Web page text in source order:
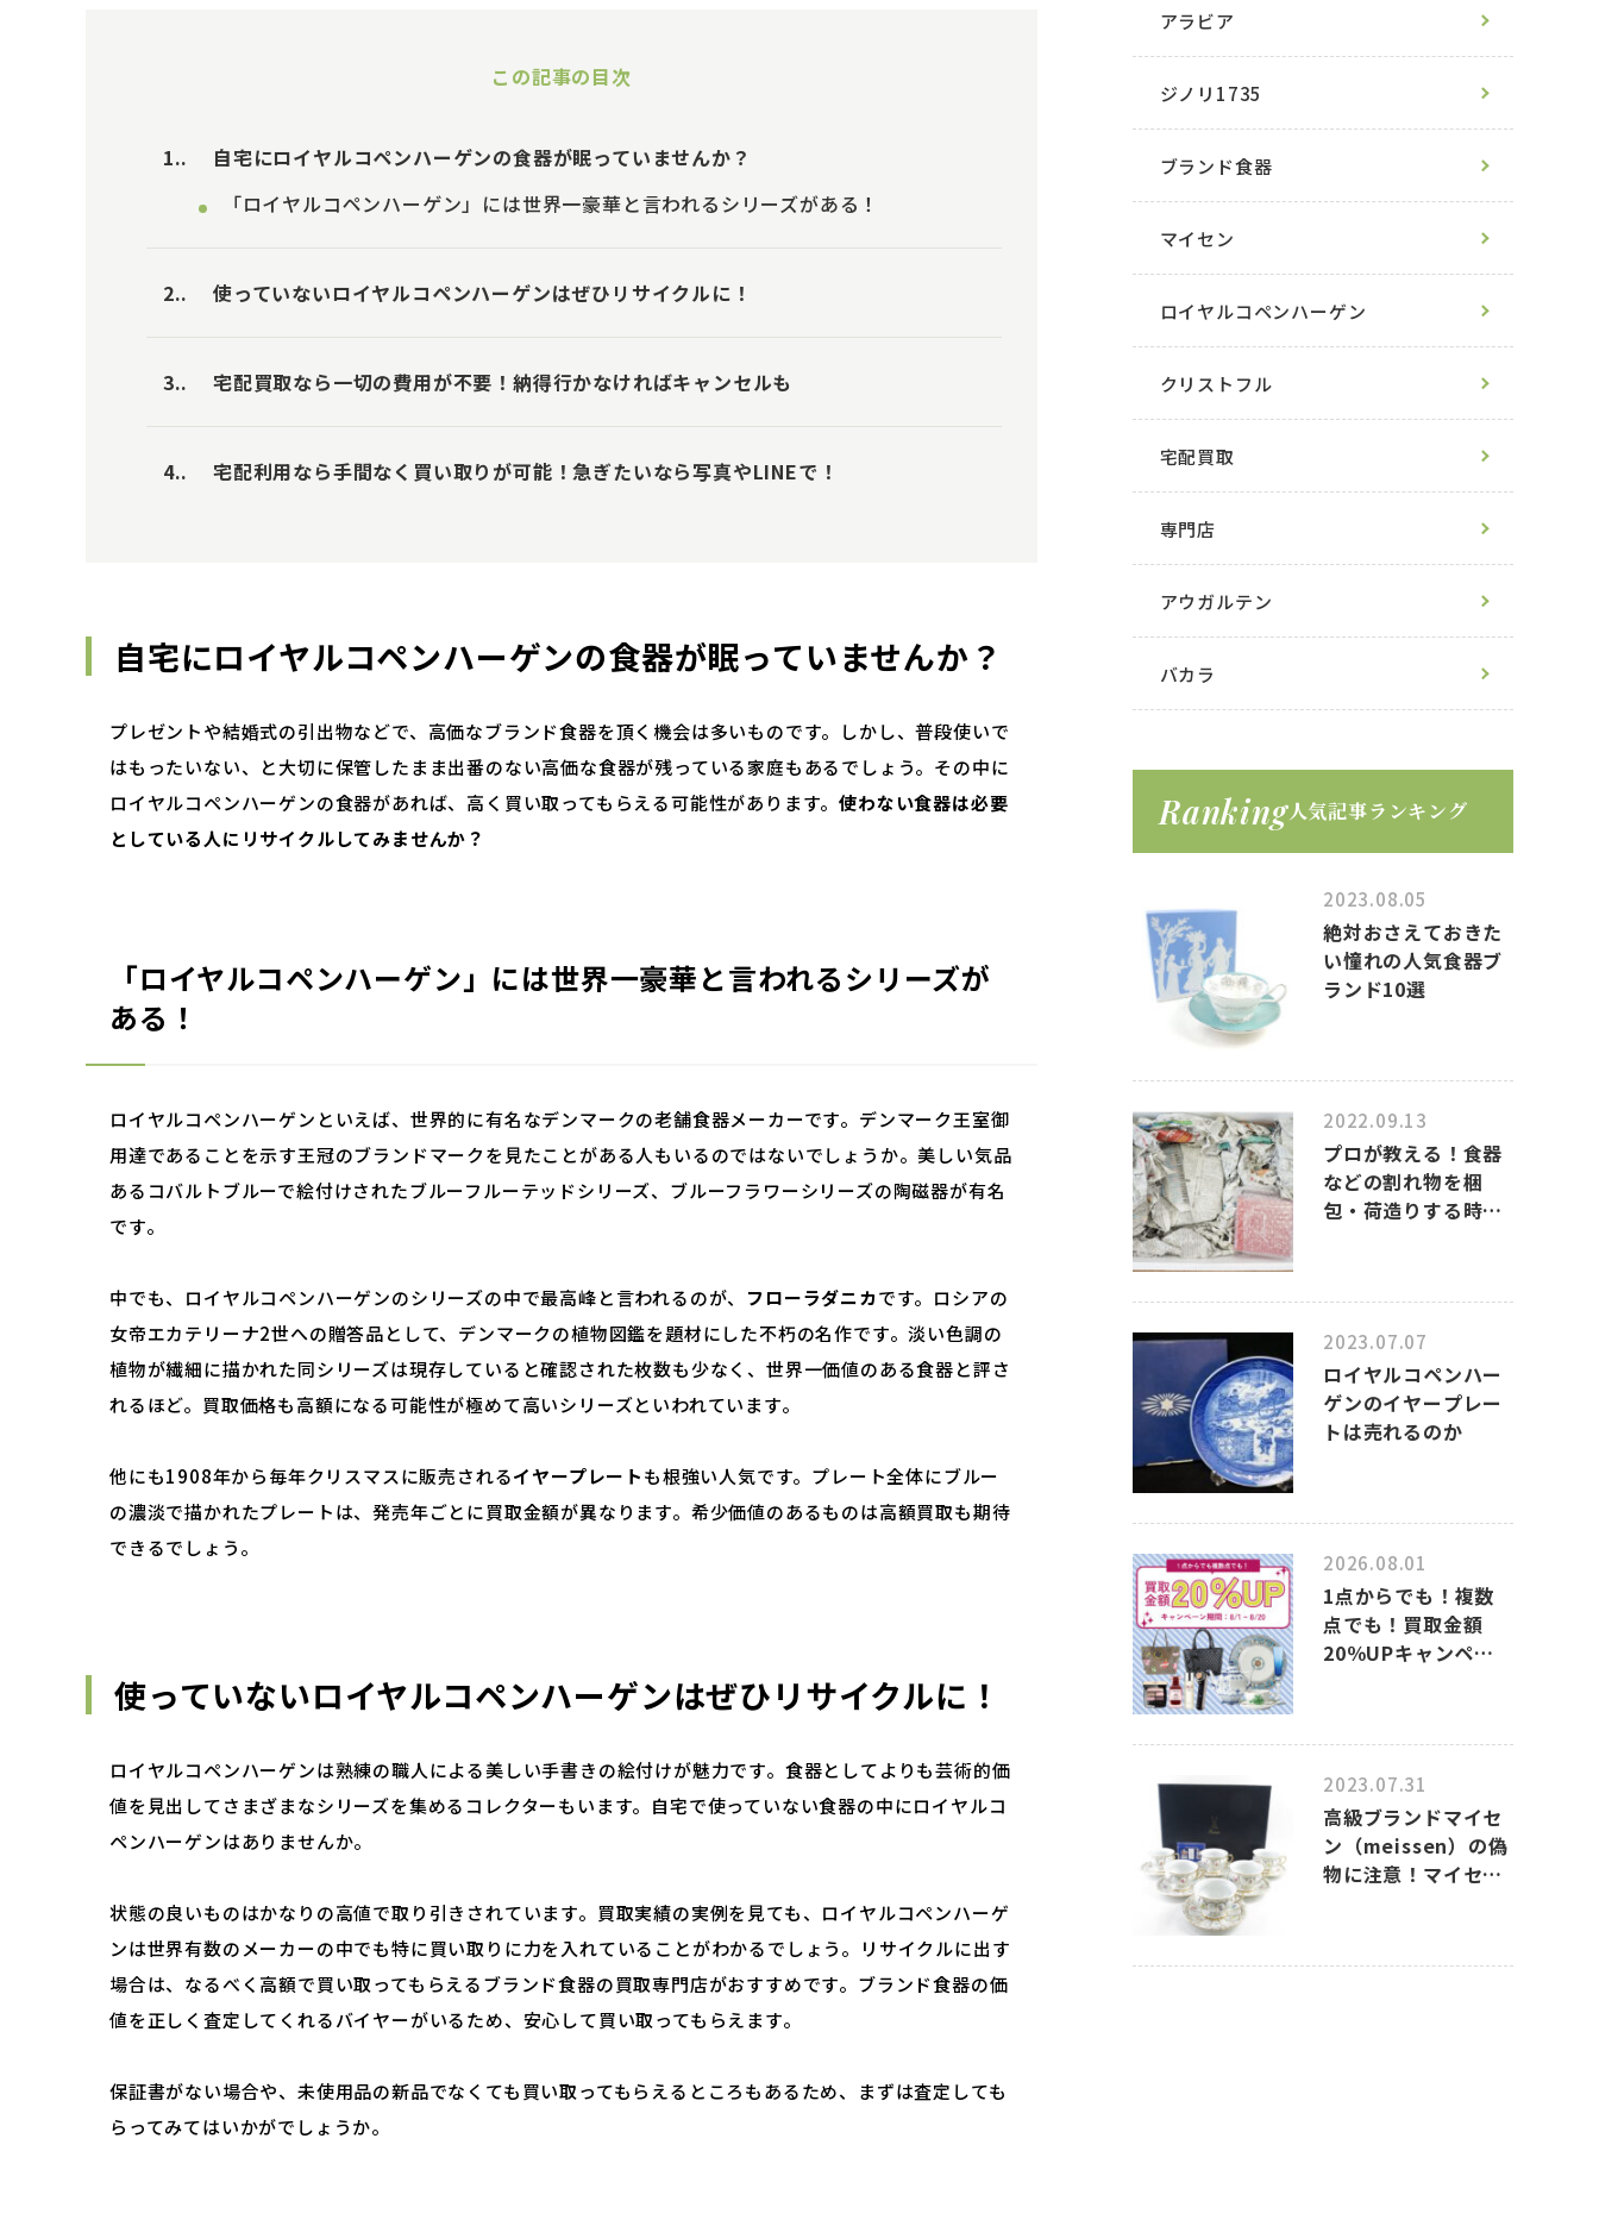
この記事の目次
1.
自宅にロイヤルコペンハーゲンの食器が眠っていませんか？
「ロイヤルコペンハーゲン」には世界一豪華と言われるシリーズがある！
2. 使っていないロイヤルコペンハーゲンはぜひリサイクルに！
3. 宅配買取なら一切の費用が不要！納得行かなければキャンセルも
4. 宅配利用なら手間なく買い取りが可能！急ぎたいなら写真やLINEで！
自宅にロイヤルコペンハーゲンの食器が眠っていませんか？
プレゼントや結婚式の引出物などで、高価なブランド食器を頂く機会は多いものです。しかし、普段使いで
はもったいない、と大切に保管したまま出番のない高価な食器が残っている家庭もあるでしょう。その中に
ロイヤルコペンハーゲンの食器があれば、高く買い取ってもらえる可能性があります。使わない食器は必要
としている人にリサイクルしてみませんか？
「ロイヤルコペンハーゲン」には世界一豪華と言われるシリーズが
ある！
ロイヤルコペンハーゲンといえば、世界的に有名なデンマークの老舗食器メーカーです。デンマーク王室御
用達であることを示す王冠のブランドマークを見たことがある人もいるのではないでしょうか。美しい気品
あるコバルトブルーで絵付けされたブルーフルーテッドシリーズ、ブルーフラワーシリーズの陶磁器が有名
です。
中でも、ロイヤルコペンハーゲンのシリーズの中で最高峰と言われるのが、 フローラダニカです。ロシアの
女帝エカテリーナ2世への贈答品として、デンマークの植物図鑑を題材にした不朽の名作です。淡い色調の
植物が繊細に描かれた同シリーズは現存していると確認された枚数も少なく、世界一価値のある食器と評さ
れるほど。買取価格も高額になる可能性が極めて高いシリーズといわれています。
他にも1908年から毎年クリスマスに販売されるイヤープレートも根強い人気です。プレート全体にブルー
の濃淡で描かれたプレートは、発売年ごとに買取金額が異なります。希少価値のあるものは高額買取も期待
できるでしょう。
使っていないロイヤルコペンハーゲンはぜひリサイクルに！
ロイヤルコペンハーゲンは熟練の職人による美しい手書きの絵付けが魅力です。食器としてよりも芸術的価
値を見出してさまざまなシリーズを集めるコレクターもいます。自宅で使っていない食器の中にロイヤルコ
ペンハーゲンはありませんか。
状態の良いものはかなりの高値で取り引きされています。買取実績の実例を見ても、ロイヤルコペンハーゲ
ンは世界有数のメーカーの中でも特に買い取りに力を入れていることがわかるでしょう。リサイクルに出す
場合は、なるべく高額で買い取ってもらえるブランド食器の買取専門店がおすすめです。ブランド食器の価
値を正しく査定してくれるバイヤーがいるため、安心して買い取ってもらえます。
保証書がない場合や、未使用品の新品でなくても買い取ってもらえるところもあるため、まずは査定しても
らってみてはいかがでしょうか。
アラビア
ジノリ1735
ブランド食器
マイセン
ロイヤルコペンハーゲン
クリストフル
宅配買取
専門店
アウガルテン
バカラ
Ranking人気記事ランキング
2023.08.05
絶対おさえておきた
い憧れの人気食器ブ
ランド10選
2022.09.13
プロが教える！食器
などの割れ物を梱
包・荷造りする時
2023.07.07
ロイヤルコペンハー
ゲンのイヤープレー
トは売れるのか
2026.08.01
1点からでも！複数
点でも！買取金額
20％UPキャンペー
2023.07.31
高級ブランドマイセ
ン（meissen）の偽
物に注意！マイセン